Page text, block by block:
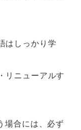
はしっかり学
リニューアルす
場合には、必ず